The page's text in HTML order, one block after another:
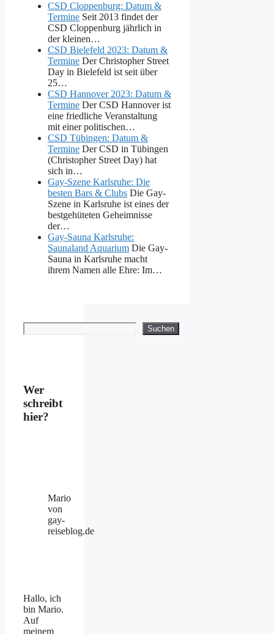
CSD Cloppenburg: Datum &
Termine Seit 2013 findet der
CSD Cloppenburg jährlich in
der kleinen…
CSD Bielefeld 2023: Datum &
Termine Der Christopher Street
Day in Bielefeld ist seit über
25…
CSD Hannover 2023: Datum &
Termine Der CSD Hannover ist
eine friedliche Veranstaltung
mit einer politischen…
CSD Tübingen: Datum &
Termine Der CSD in Tübingen
(Christopher Street Day) hat
sich in…
Gay-Szene Karlsruhe: Die
besten Bars & Clubs Die Gay-
Szene in Karlsruhe ist eines der
bestgehüteten Geheimnisse
der…
Gay-Sauna Karlsruhe:
Saunaland Aquarium Die Gay-
Sauna in Karlsruhe macht
ihrem Namen alle Ehre: Im…
Suchen Suchen
Wer
schreibt
hier?
Mario
von
gay-
reiseblog.de
Hallo, ich
bin Mario.
Auf
meinem